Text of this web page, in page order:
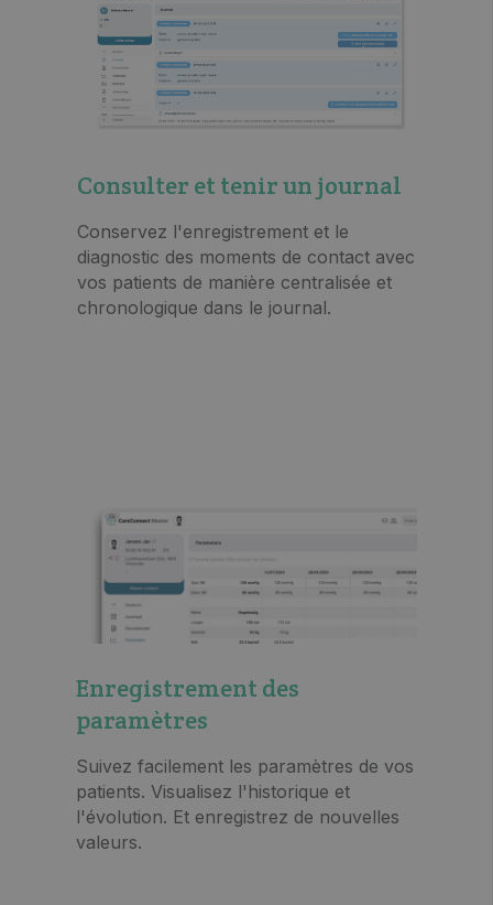
Consulter et tenir un journal
Conservez l'enregistrement et le
diagnostic des moments de contact avec
vos patients de manière centralisée et
chronologique dans le journal.
Enregistrement des
paramètres
Suivez facilement les paramètres de vos
patients. Visualisez l'historique et
l'évolution. Et enregistrez de nouvelles
valeurs.